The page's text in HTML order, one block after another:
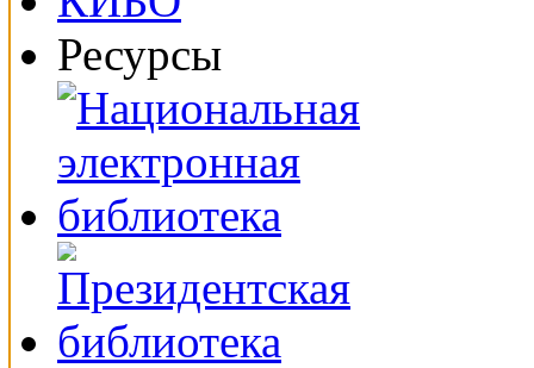
Ресурсы